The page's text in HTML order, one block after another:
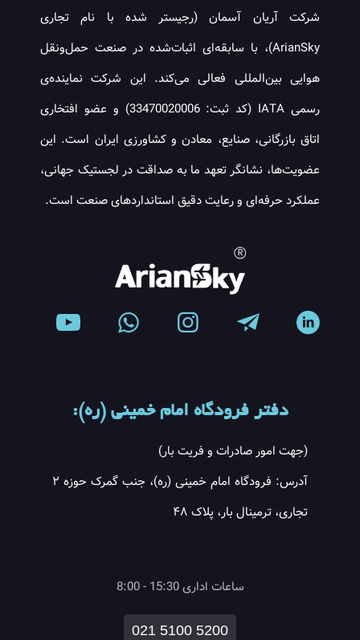
شرکت آریان آسمان (رجیستر شده با نام تجاری
ArianSky)، با سابقه‌ای اثبات‌شده در صنعت حمل‌ونقل
هوایی بین‌المللی فعالی می‌کند. این شرکت نماینده‌ی
رسمی IATA (کد ثبت: 33470020006) و عضو افتخاری
اتاق بازرگانی، صنایع، معادن و کشاورزی ایران است. این
عضویت‌ها، نشانگر تعهد ما به صداقت در لجستیک جهانی،
عملکرد حرفه‌ای و رعایت دقیق استانداردهای صنعت است.
دفتر فرودگاه امام خمینی (ره):
(جهت امور صادرات و فریت بار)
آدرس: فرودگاه امام خمینی (ره)، جنب گمرک حوزه ۲
تجاری، ترمینال بار، پلاک ۴۸
ساعات اداری 15:30 - 8:00
021 5100 5200